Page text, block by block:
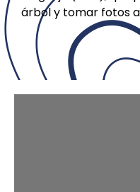
árbol y tomar fotos